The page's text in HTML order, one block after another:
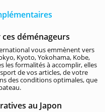
déménageurs
vous emmènent vers
Kyoto, Yokohama, Kobe,
les formalités à accomplir, elles
de vos articles, de votre
des conditions optimales, que
au Japon